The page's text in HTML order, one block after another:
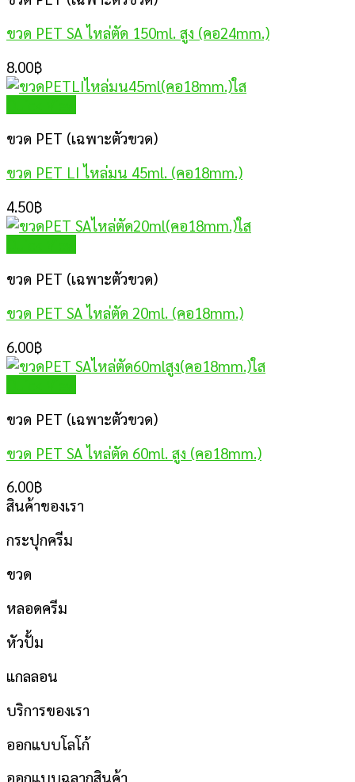
ขวด PET SA ไหล่ตัด 150ml. สูง (คอ24mm.)
8.00฿
ขวด PET (เฉพาะตัวขวด)
ขวด PET LI ไหล่มน 45ml. (คอ18mm.)
4.50฿
ขวด PET (เฉพาะตัวขวด)
ขวด PET SA ไหล่ตัด 20ml. (คอ18mm.)
6.00฿
ขวด PET (เฉพาะตัวขวด)
ขวด PET SA ไหล่ตัด 60ml. สูง (คอ18mm.)
6.00฿
สินค้าของเรา
กระปุกครีม
ขวด
หลอดครีม
หัวปั้ม
แกลลอน
บริการของเรา
ออกแบบโลโก้
ออกแบบฉลากสินค้า